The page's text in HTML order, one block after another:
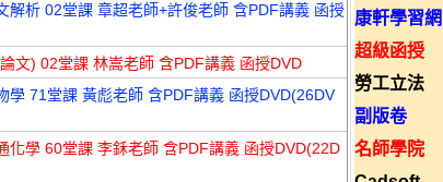
解析 02堂課 章超老師+許俊老師 含PDF講義 函授
文) 02堂課 林嵩老師 含PDF講義 函授DVD
學 71堂課 黃彪老師 含PDF講義 函授DVD(26DV
化學 60堂課 李鉌老師 含PDF講義 函授DVD(22D
康軒學習網
超級函授
勞工立法
副版卷
名師學院